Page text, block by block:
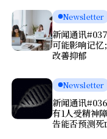
Newsletter
新闻通讯
可能影响记忆
改善抑郁
Newsletter
新闻通讯
有1人受精神
告能否预测死